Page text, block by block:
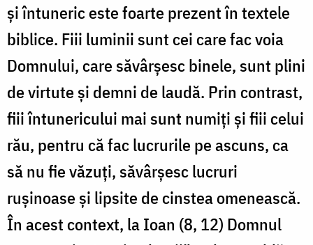
și întuneric este foarte prezent în textele
biblice. Fiii luminii sunt cei care fac voia
Domnului, care săvârșesc binele, sunt plini
de virtute și demni de laudă. Prin contrast,
fiii întunericului mai sunt numiți și fiii celui
rău, pentru că fac lucrurile pe ascuns, ca
să nu fie văzuți, săvârșesc lucruri
rușinoase și lipsite de cinstea omenească.
În acest context, la Ioan (8, 12) Domnul